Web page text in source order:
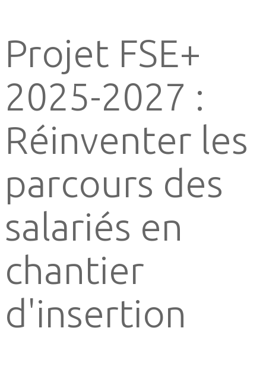
Projet FSE+
2025-2027 :
Réinventer les
parcours des
salariés en
chantier
d'insertion